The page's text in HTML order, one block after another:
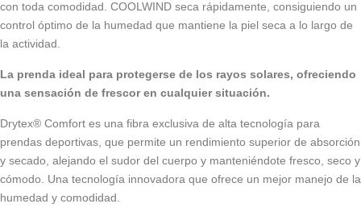
con toda comodidad. COOLWIND seca rápidamente, consiguiendo un
control óptimo de la humedad que mantiene la piel seca a lo largo de
la actividad.
La prenda ideal para protegerse de los rayos solares, ofreciendo
una sensación de frescor en cualquier situación.
Drytex® Comfort es una fibra exclusiva de alta tecnología para
prendas deportivas, que permite un rendimiento superior de absorción
y secado, alejando el sudor del cuerpo y manteniéndote fresco, seco y
cómodo. Una tecnología innovadora que ofrece un mejor manejo de la
humedad y comodidad.